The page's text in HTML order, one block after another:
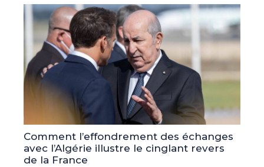
Comment l’effondrement des échanges
avec l’Algérie illustre le cinglant revers
de la France